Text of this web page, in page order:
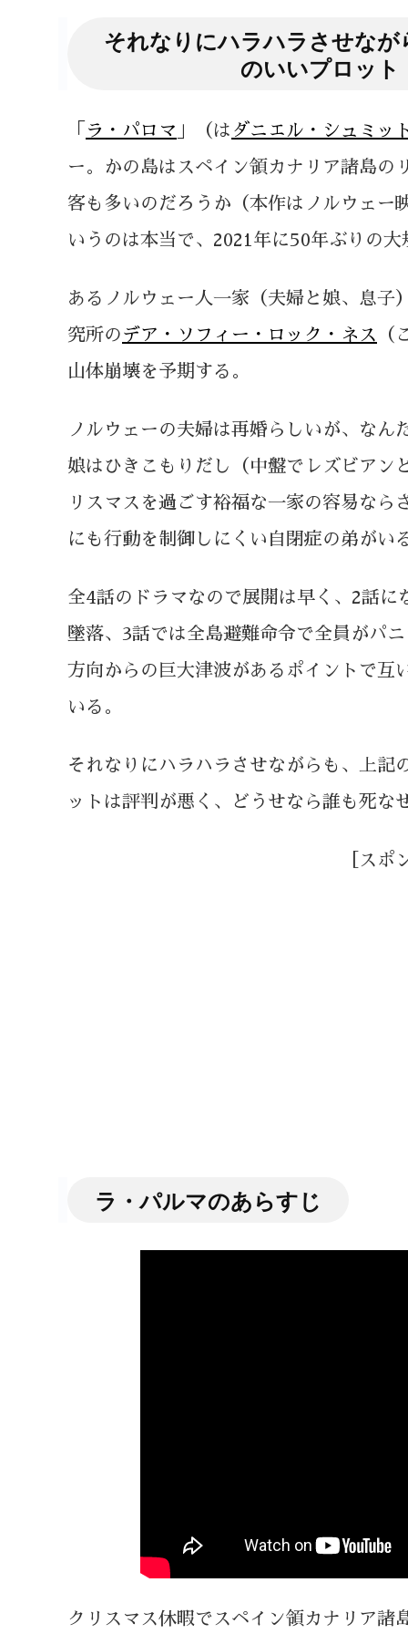
それなりにハラハラさせな
のいいプロット
「 ラ・パロマ 」（は ダニエル・シュミッ
ー。かの島はスペイン領カナリア諸島の
客も多いのだろうか（本作はノルウェー
いうのは本当で、2021年に50年ぶりの
あるノルウェー人一家（夫婦と娘、息子
究所の デア・ソフィー・ロック・ネス （
山体崩壊を予期する。
ノルウェーの夫婦は再婚らしいが、な
娘はひきこもりだし（中盤でレズビアン
リスマスを過ごす裕福な一家の容易な
にも行動を制御しにくい自閉症の弟がい
全4話のドラマなので展開は早く、2話
墜落、3話では全島避難命令で全員がパ
方向からの巨大津波があるポイントで互
いる。
それなりにハラハラさせながらも、上記
ットは評判が悪く、どうせなら誰も死な
［スポ
ラ・パルマのあらすじ
クリスマス休暇でスペイン領カナリア諸